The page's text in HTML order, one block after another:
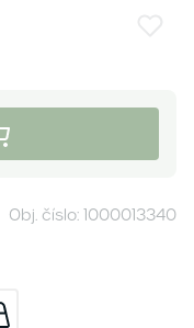
Obj. číslo: 1000013340